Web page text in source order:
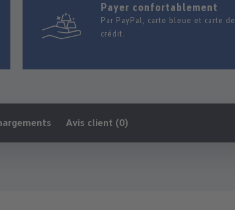
Payer confortablement
Par PayPal, carte bleue et carte de
crédit.
Avis client (0)